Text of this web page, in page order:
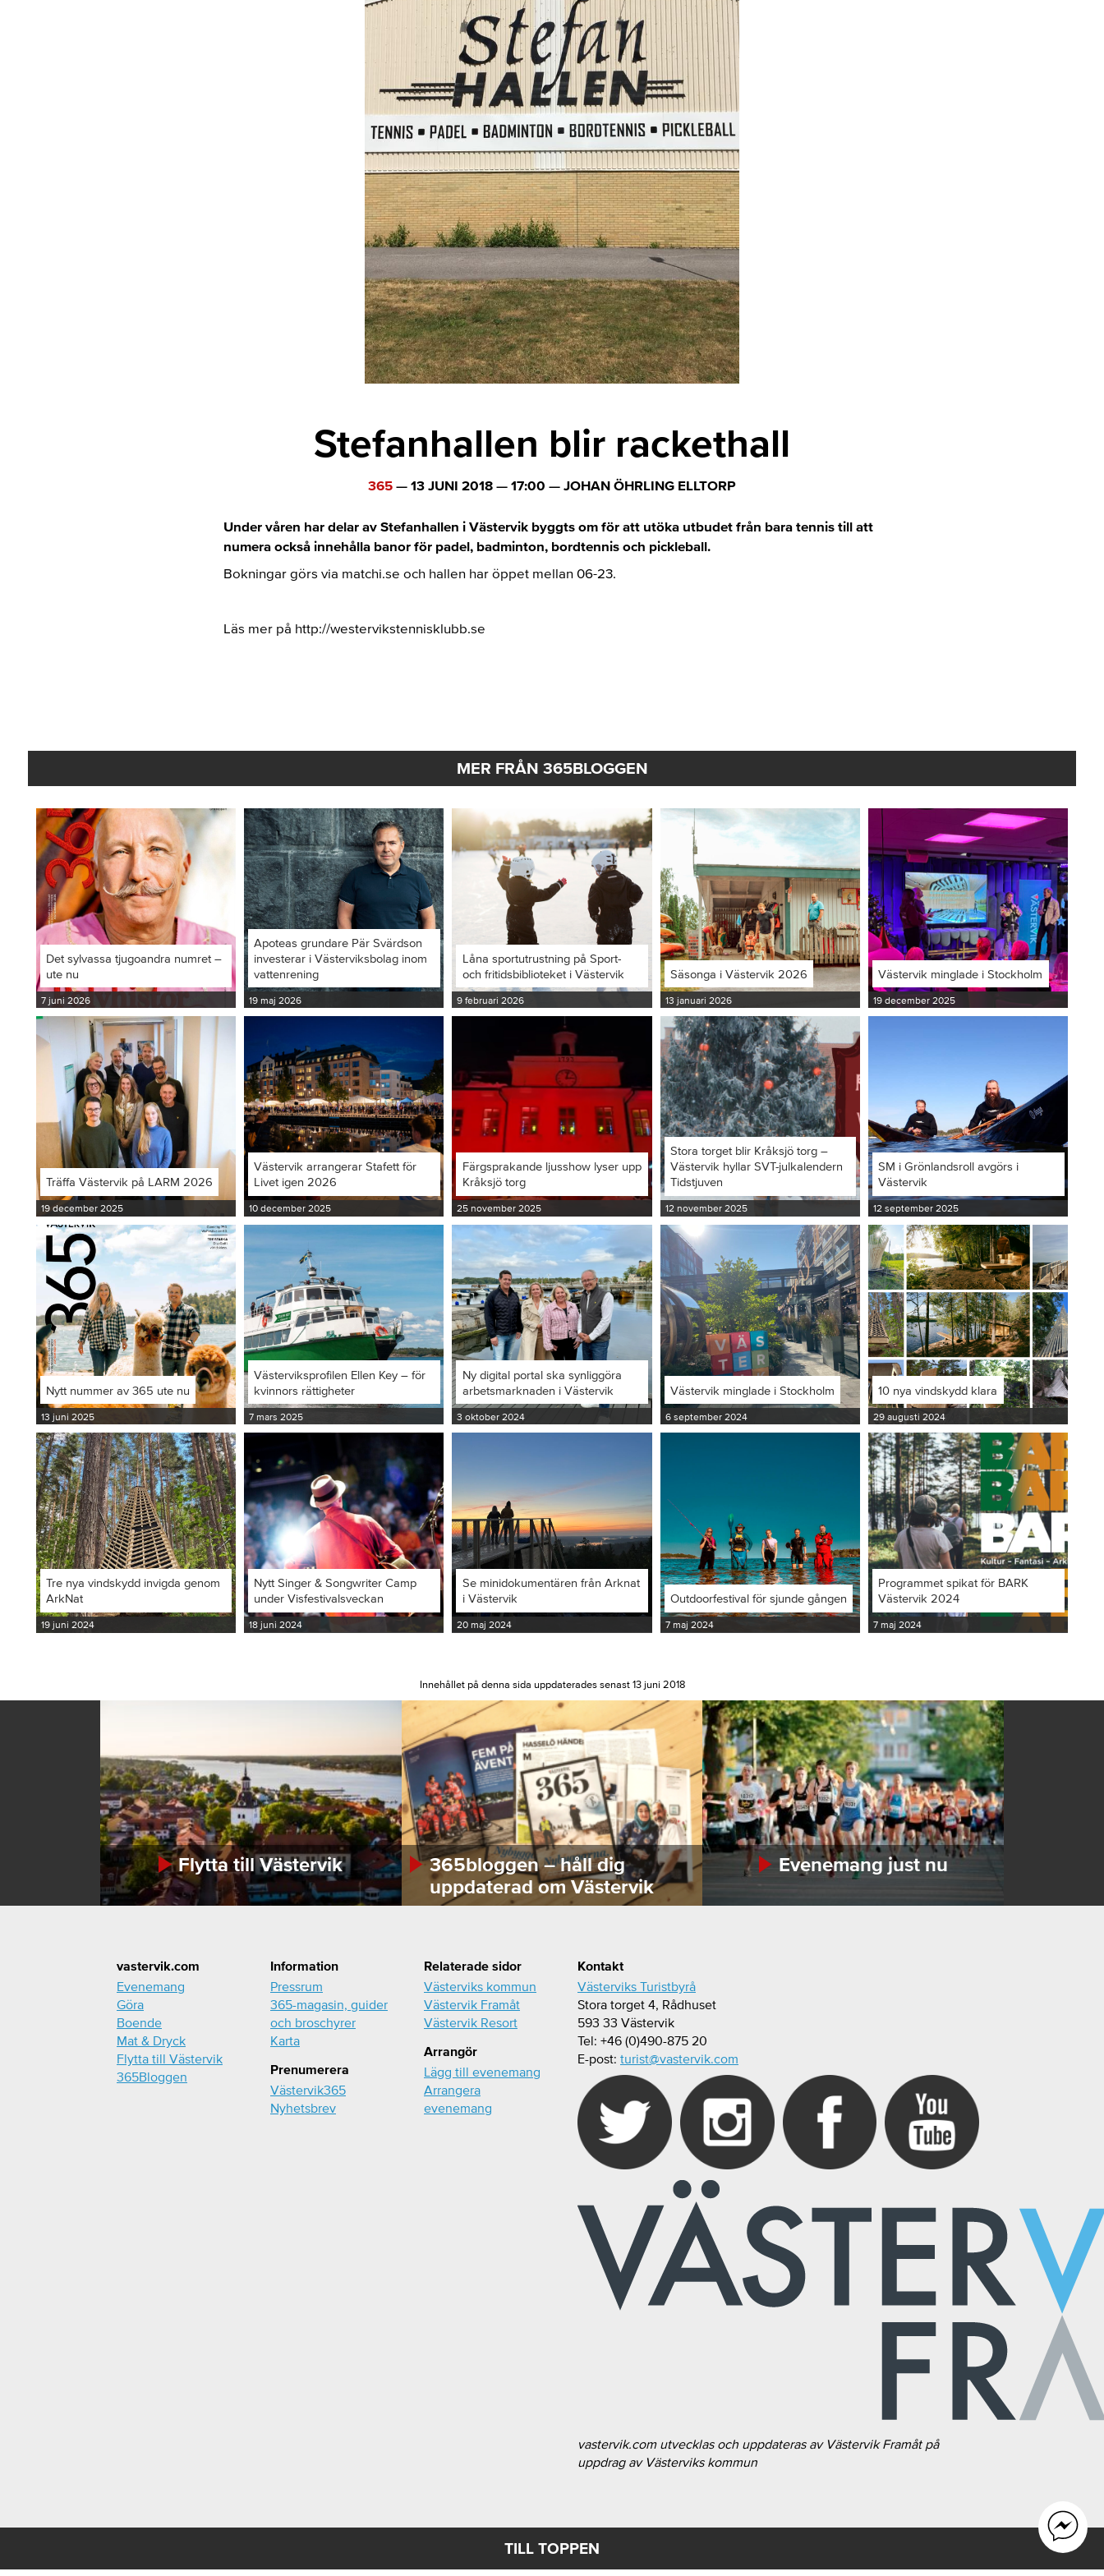
Stefanhallen blir rackethall
365 — 13 JUNI 2018 — 17:00 — JOHAN ÖHRLING ELLTORP
Under våren har delar av Stefanhallen i Västervik byggts om för att utöka utbudet från bara tennis till att
numera också innehålla banor för padel, badminton, bordtennis och pickleball.
Bokningar görs via matchi.se och hallen har öppet mellan 06-23.
Läs mer på http://westervikstennisklubb.se
MER FRÅN 365BLOGGEN
Det sylvassa tjugoandra numret –
ute nu
7 juni 2026
Apoteas grundare Pär Svärdson
investerar i Västerviksbolag inom
vattenrening
19 maj 2026
Låna sportutrustning på Sport-
och fritidsbiblioteket i Västervik
9 februari 2026
Säsonga i Västervik 2026
13 januari 2026
Västervik minglade i Stockholm
19 december 2025
Träffa Västervik på LARM 2026
19 december 2025
Västervik arrangerar Stafett för
Livet igen 2026
10 december 2025
Färgsprakande ljusshow lyser upp
Kråksjö torg
25 november 2025
Stora torget blir Kråksjö torg –
Västervik hyllar SVT-julkalendern
Tidstjuven
12 november 2025
SM i Grönlandsroll avgörs i
Västervik
12 september 2025
Nytt nummer av 365 ute nu
13 juni 2025
Västerviksprofilen Ellen Key – för
kvinnors rättigheter
7 mars 2025
Ny digital portal ska synliggöra
arbetsmarknaden i Västervik
3 oktober 2024
Västervik minglade i Stockholm
6 september 2024
10 nya vindskydd klara
29 augusti 2024
Tre nya vindskydd invigda genom
ArkNat
19 juni 2024
Nytt Singer & Songwriter Camp
under Visfestivalsveckan
18 juni 2024
Se minidokumentären från Arknat
i Västervik
20 maj 2024
Outdoorfestival för sjunde gången
7 maj 2024
Programmet spikat för BARK
Västervik 2024
7 maj 2024
Innehållet på denna sida uppdaterades senast 13 juni 2018
Flytta till Västervik
365bloggen – håll dig
uppdaterad om Västervik
Evenemang just nu
vastervik.com
Evenemang
Göra
Boende
Mat & Dryck
Flytta till Västervik
365Bloggen
Information
Pressrum
365-magasin, guider
och broschyrer
Karta
Prenumerera
Västervik365
Nyhetsbrev
Relaterade sidor
Västerviks kommun
Västervik Framåt
Västervik Resort
Arrangör
Lägg till evenemang
Arrangera
evenemang
Kontakt
Västerviks Turistbyrå
Stora torget 4, Rådhuset
593 33 Västervik
Tel: +46 (0)490-875 20
E-post: turist@vastervik.com
vastervik.com utvecklas och uppdateras av Västervik Framåt på
uppdrag av Västerviks kommun
TILL TOPPEN